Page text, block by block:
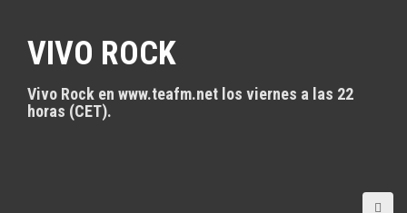
VIVO ROCK
Vivo Rock en www.teafm.net los viernes a las 22
horas (CET).